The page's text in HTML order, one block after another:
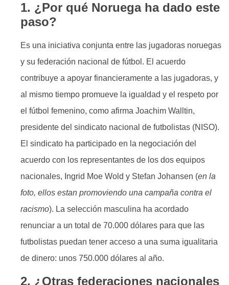
1. ¿Por qué Noruega ha dado este
paso?
Es una iniciativa conjunta entre las jugadoras noruegas
y su federación nacional de fútbol. El acuerdo
contribuye a apoyar financieramente a las jugadoras, y
al mismo tiempo promueve la igualdad y el respeto por
el fútbol femenino, como afirma Joachim Walltin,
presidente del sindicato nacional de futbolistas (NISO).
El sindicato ha participado en la negociación del
acuerdo con los representantes de los dos equipos
nacionales, Ingrid Moe Wold y Stefan Johansen (en la
foto, ellos estan promoviendo una campaña contra el
racismo). La selección masculina ha acordado
renunciar a un total de 70.000 dólares para que las
futbolistas puedan tener acceso a una suma igualitaria
de dinero: unos 750.000 dólares al año.
2. ¿Otras federaciones nacionales